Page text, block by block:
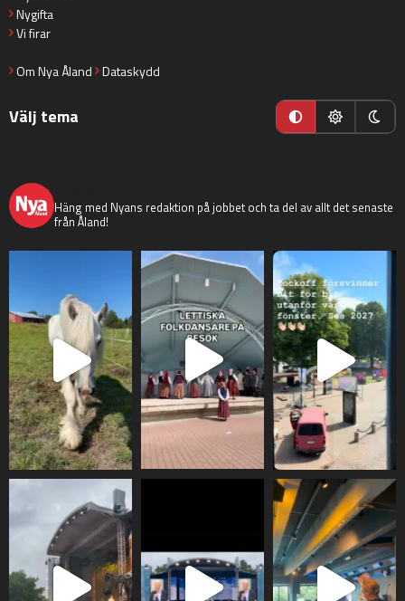
Nygifta
Vi firar
Om Nya Åland Dataskydd
Välj tema
Häng med Nyans redaktion på jobbet och ta del av allt det senaste
från Åland!